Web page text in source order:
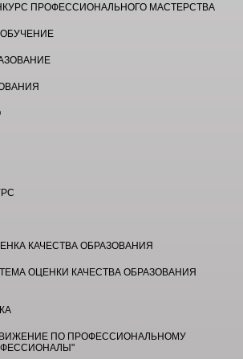
ПРОФЕССИОНАЛЬНОГО МАСТЕРСТВА
КАЧЕСТВА ОБРАЗОВАНИЯ
ОЦЕНКИ КАЧЕСТВА ОБРАЗОВАНИЯ
ПО ПРОФЕССИОНАЛЬНОМУ